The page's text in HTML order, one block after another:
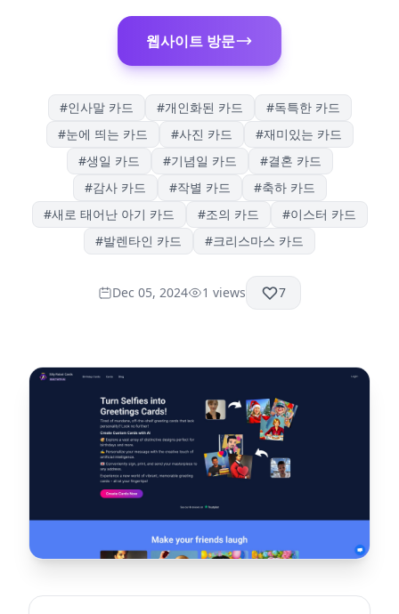
웹사이트 방문
#인사말 카드 #개인화된 카드 #독특한 카드
#눈에 띄는 카드 #사진 카드 #재미있는 카드
#생일 카드 #기념일 카드 #결혼 카드
#감사 카드 #작별 카드 #축하 카드
#새로 태어난 아기 카드 #조의 카드 #이스터 카드
#발렌타인 카드 #크리스마스 카드
Dec 05, 2024 1 views 7